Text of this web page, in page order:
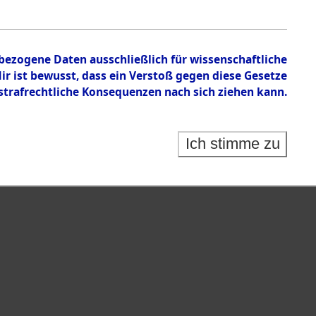
Daten ausschließlich für wissenschaftliche
bewusst, dass ein Verstoß gegen diese Gesetze
Konsequenzen nach sich ziehen kann.
Ich stimme zu